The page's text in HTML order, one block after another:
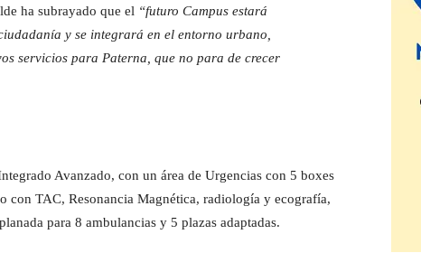
ha subrayado que el “futuro Campus estará
y se integrará en el entorno urbano,
servicios para Paterna, que no para de crecer
Avanzado, con un área de Urgencias con 5 boxes
con TAC, Resonancia Magnética, radiología y ecografía,
para 8 ambulancias y 5 plazas adaptadas.